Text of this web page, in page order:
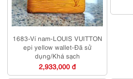
1683-Ví nam-LOUIS VUITTON
epi yellow wallet-Đã sử
dụng/Khá sạch
2,933,000 đ